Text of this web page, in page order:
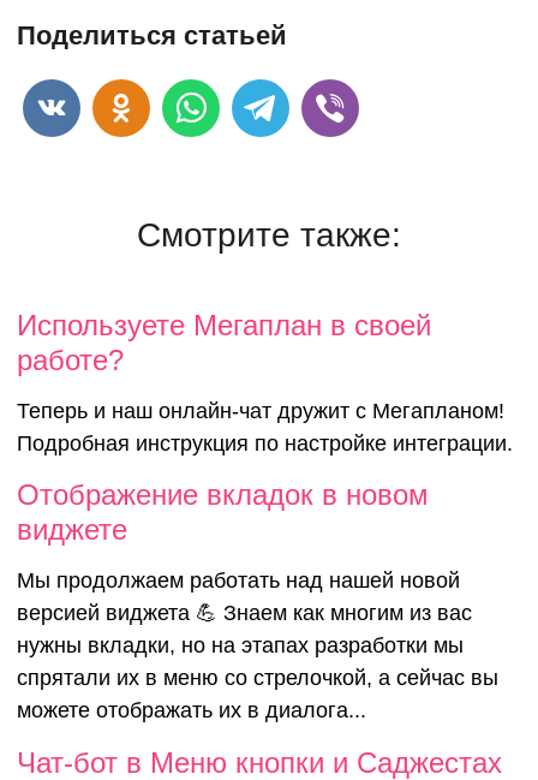
Поделиться статьей
Смотрите также:
Используете
Мегаплан в
работе?
Используете Мегаплан в своей
работе?
Теперь и наш онлайн-чат дружит с Мегапланом!
Подробная инструкция по настройке интеграции.
Отображение вкладок в новом
виджете
Мы продолжаем работать над нашей новой
версией виджета 💪 Знаем как многим из вас
нужны вкладки, но на этапах разработки мы
спрятали их в меню со стрелочкой, а сейчас вы
можете отображать их в диалога...
Чат-бот в Меню кнопки и Саджестах